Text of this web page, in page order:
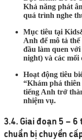
Khả năng phát
quá trình nghe
Mục tiêu tại
Anh để mô tả
đầu làm quen
night) và các mối
Hoạt động tiêu
“Khám phá thiên
tiếng Anh trở
nhiệm vụ.
3.4. Giai đoạn 5 –
chuẩn bị chuyển